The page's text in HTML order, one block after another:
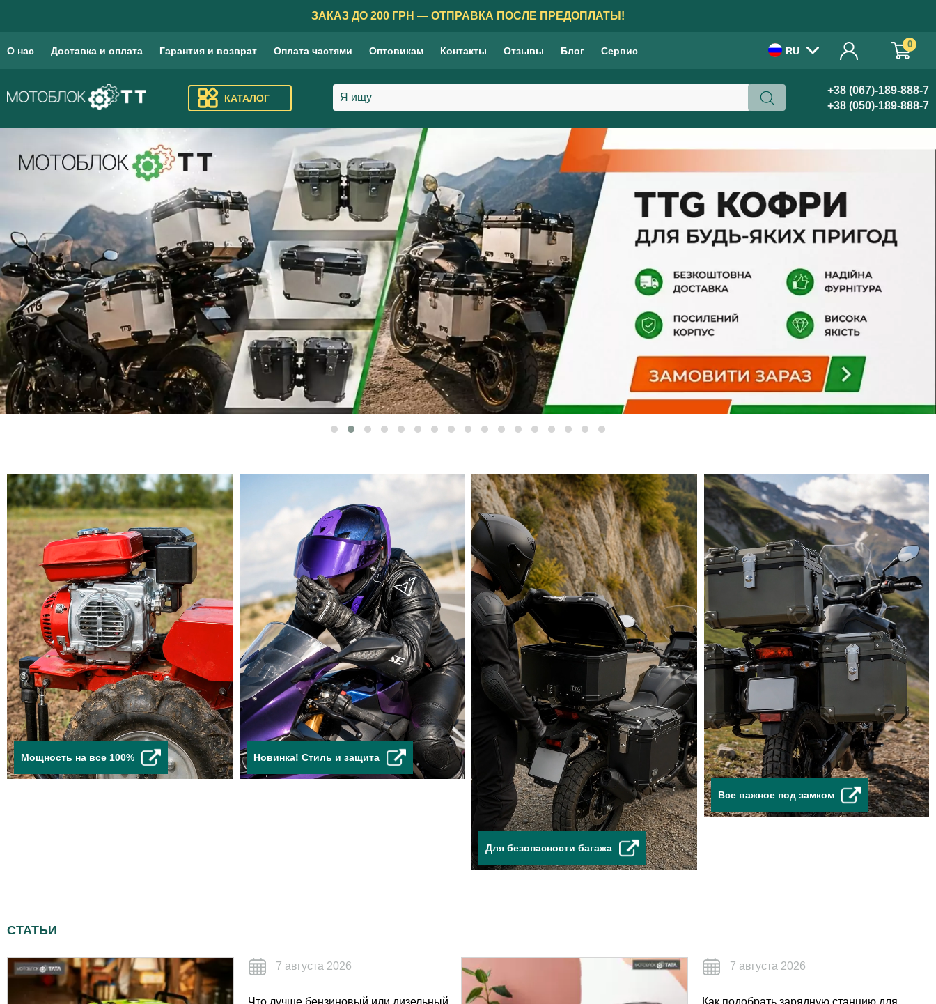
ЗАКАЗ ДО 200 ГРН — ОТПРАВКА ПОСЛЕ ПРЕДОПЛАТЫ!
О нас Доставка и оплата Гарантия и возврат Оплата частями Оптовикам Контакты Отзывы Блог Сервис RU
0
КАТАЛОГ
+38 (067)-189-888-7
+38 (050)-189-888-7
Мощность на все 100% Новинка! Стиль и защита
Для безопасности багажа
Все важное под замком
СТАТЬИ
7 августа 2026 7 августа 2026
×
Бажаєте українською?
ТАК